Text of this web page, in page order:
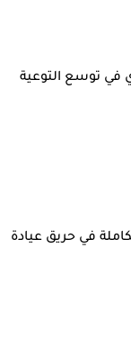
في توسع التوعية
في حريق عيادة